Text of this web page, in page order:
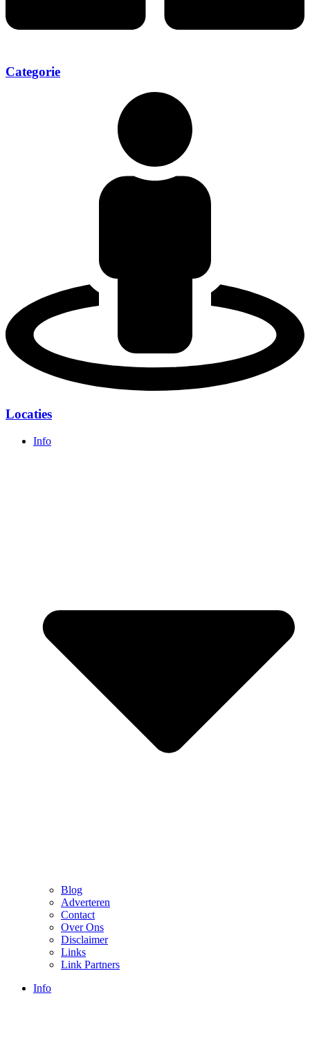
Categorie
Locaties
Info
Blog
Adverteren
Contact
Over Ons
Disclaimer
Links
Link Partners
Info